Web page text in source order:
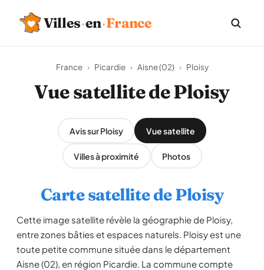
Villes·en·France
France › Picardie › Aisne (02) › Ploisy
Vue satellite de Ploisy
Avis sur Ploisy Vue satellite
Villes à proximité Photos
Carte satellite de Ploisy
Cette image satellite révèle la géographie de Ploisy,
entre zones bâties et espaces naturels. Ploisy est une
toute petite commune située dans le département
Aisne (02), en région Picardie. La commune compte